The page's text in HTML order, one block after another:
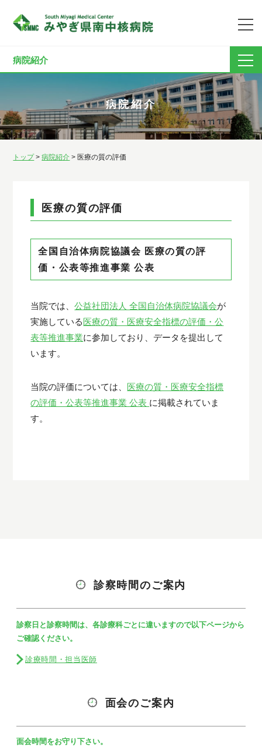
病院紹介
病院紹介
トップ>病院紹介 > 医療の質の評価
医療の質の評価
全国自治体病院協議会 医療の質の評
価・公表等推進事業 公表
当院では、公益社団法人 全国自治体病院協議会が
実施している医療の質・医療安全指標の評価・公
表等推進事業に参加しており、データを提出して
います。
当院の評価については、 医療の質・医療安全指標
の評価・公表等推進事業 公表 に掲載されていま
す。
診察時間のご案内
診察日と診察時間は、各診療科ごとに違いますので以下ページから
ご確認ください。
診療時間・担当医師
面会のご案内
面会時間をお守り下さい。